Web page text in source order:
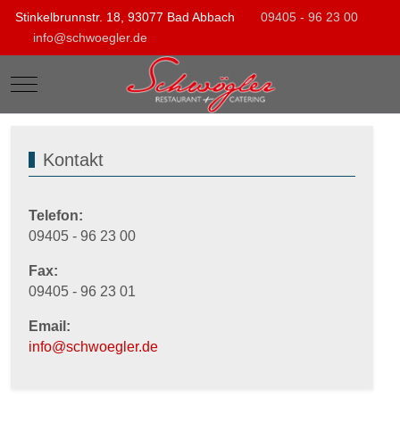
Stinkelbrunnstr. 18, 93077 Bad Abbach
09405 - 96 23 00
info@schwoegler.de
Mobile Menu Toggle
Kontakt
Telefon:
09405 - 96 23 00
Fax:
09405 - 96 23 01
Email:
info@schwoegler.de